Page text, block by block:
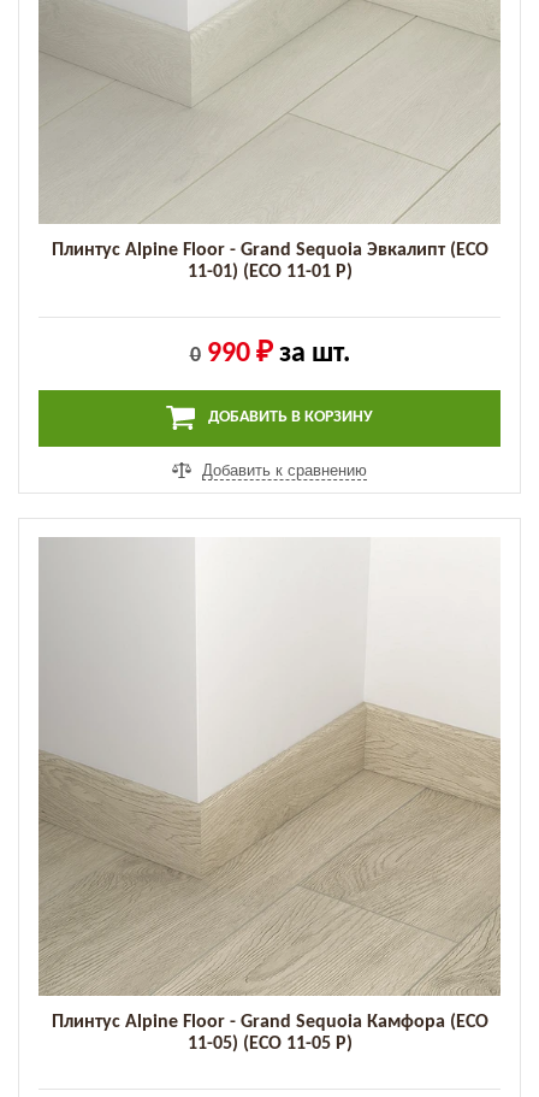
Плинтус Alpine Floor - Grand Sequoia Эвкалипт (ECO
11-01) (ECO 11-01 P)
0 990 ₽за шт.
ДОБАВИТЬ В КОРЗИНУ
Добавить к сравнению
Плинтус Alpine Floor - Grand Sequoia Камфора (ECO
11-05) (ECO 11-05 P)